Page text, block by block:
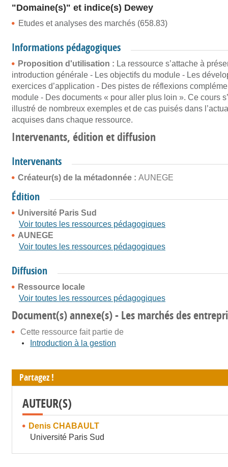
"Domaine(s)" et indice(s) Dewey
Etudes et analyses des marchés (658.83)
Informations pédagogiques
Proposition d'utilisation : La ressource s’attache à
introduction générale - Les objectifs du module - Les
exercices d’application - Des pistes de réflexions
module - Des documents « pour aller plus loin ». Ce cours
illustré de nombreux exemples et de cas puisés dans
acquises dans chaque ressource.
Intervenants, édition et diffusion
Intervenants
Créateur(s) de la métadonnée : AUNEGE
Édition
Université Paris Sud
Voir toutes les ressources pédagogiques
AUNEGE
Voir toutes les ressources pédagogiques
Diffusion
Ressource locale
Voir toutes les ressources pédagogiques
Document(s) annexe(s) - Les marchés des
Cette ressource fait partie de
Introduction à la gestion
Partagez !
AUTEUR(S)
Denis CHABAULT
Université Paris Sud